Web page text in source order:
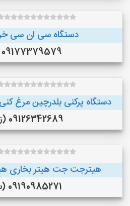
دستگاه سی ان سی خراطی
09177379579 (شیراز)
دستگاه پرکنی بلدرچین مرغ
09126342689 (زاهدان )
هیترجت جت هیتر بخاری
09190985271 (سمنان )